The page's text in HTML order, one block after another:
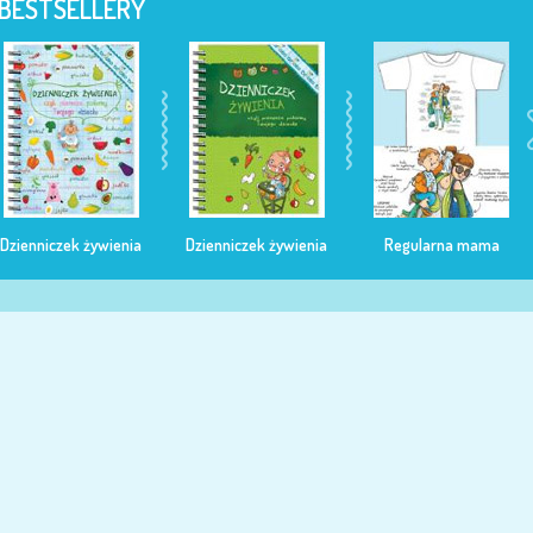
BESTSELLERY
Dzienniczek żywienia Dzienniczek żywienia Regularna mama